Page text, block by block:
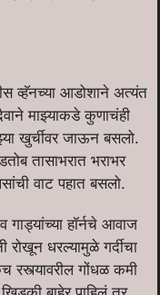
व्हॅनच्या आडोशाने अत्यंत
माझ्याकडे कुणाचंही
खुर्चीवर जाऊन बसलो.
तासाभरात भराभर
वाट पहात बसलो.
गाड्यांच्या हॉर्नचे आवाज
रोखून धरल्यामुळे गर्दीचा
रस्त्यावरील गोंधळ कमी